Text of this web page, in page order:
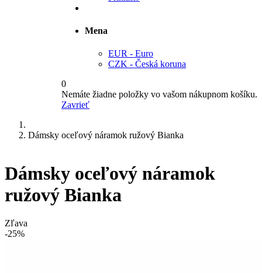
Mena
EUR - Euro
CZK - Česká koruna
0
Nemáte žiadne položky vo vašom nákupnom košíku.
Zavrieť
Dámsky oceľový náramok ružový Bianka
Dámsky oceľový náramok
ružový Bianka
Zľava
-25%